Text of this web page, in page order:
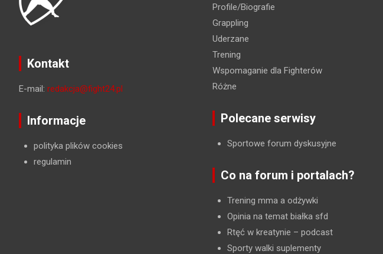
Kontakt
E-mail: redakcja@fight24.pl
Informacje
polityka plików cookies
regulamin
Profile/Biografie
Grappling
Uderzane
Trening
Wspomaganie dla Fighterów
Różne
Polecane serwisy
Sportowe forum dyskusyjne
Co na forum i portalach?
Trening mma a odżywki
Opinia na temat białka sfd
Rtęć w kreatynie – podcast
Sporty walki suplementy